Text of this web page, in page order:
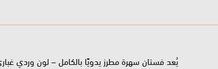
يُعد فستان سهرة مطرز يدويًا بالكامل – لون وردي